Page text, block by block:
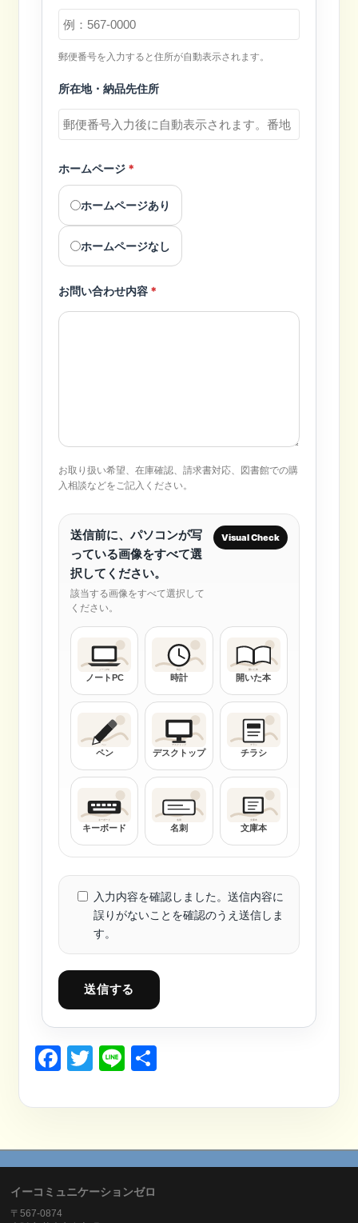
郵便番号を入力すると住所が自動表示されます。
所在地・納品先住所
ホームページ *
ホームページあり
ホームページなし
お問い合わせ内容 *
お取り扱い希望、在庫確認、請求書対応、図書館での購
入相談などをご記入ください。
送信前に、パソコンが写
っている画像をすべて選
択してください。
該当する画像をすべて選択して
ください。
Visual Check
ノートPC 時計 開いた本
ペン デスクトップ チラシ
キーボード 名刺 文庫本
入力内容を確認しました。送信内容に
誤りがないことを確認のうえ送信しま
す。
送信する
Facebook
Twitter
Line
イーコミュニケーションゼロ
〒567-0874